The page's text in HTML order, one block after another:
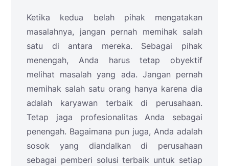
Ketika kedua belah pihak mengatakan
masalahnya, jangan pernah memihak salah
satu di antara mereka. Sebagai pihak
menengah, Anda harus tetap obyektif
melihat masalah yang ada. Jangan pernah
memihak salah satu orang hanya karena dia
adalah karyawan terbaik di perusahaan.
Tetap jaga profesionalitas Anda sebagai
penengah. Bagaimana pun juga, Anda adalah
sosok yang diandalkan di perusahaan
sebagai pemberi solusi terbaik untuk setiap